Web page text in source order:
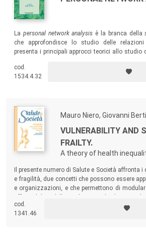
La personal network analysis è la branca della
che approfondisce lo studio delle
presenta i principali approcci teorici allo studio
strategie analitiche per la loro elaborazione.
cod.
1534.4.32
Mauro Niero, Giovanni
VULNERABILITY AND
FRAILTY.
A theory of health
Il presente numero di Salute e Società affronta
e fragilità, due concetti che possono essere
e organizzazioni, e che permettono di
la possi-bilità di contestualizzare l’emergere
salute nella società post moderna degli anni
cod.
1341.46